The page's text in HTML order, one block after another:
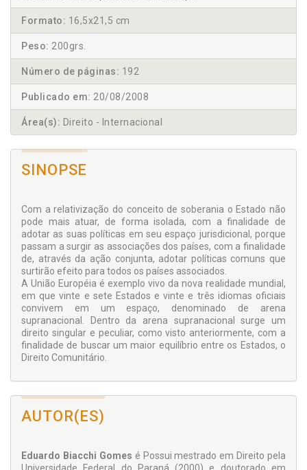
Formato: 16,5x21,5 cm
Peso: 200grs.
Número de páginas: 192
Publicado em: 20/08/2008
Área(s): Direito - Internacional
SINOPSE
Com a relativização do conceito de soberania o Estado não
pode mais atuar, de forma isolada, com a finalidade de
adotar as suas políticas em seu espaço jurisdicional, porque
passam a surgir as associações dos países, com a finalidade
de, através da ação conjunta, adotar políticas comuns que
surtirão efeito para todos os países associados.
A União Européia é exemplo vivo da nova realidade mundial,
em que vinte e sete Estados e vinte e três idiomas oficiais
convivem em um espaço, denominado de arena
supranacional. Dentro da arena supranacional surge um
direito singular e peculiar, como visto anteriormente, com a
finalidade de buscar um maior equilíbrio entre os Estados, o
Direito Comunitário.
AUTOR(ES)
Eduardo Biacchi Gomes é Possui mestrado em Direito pela